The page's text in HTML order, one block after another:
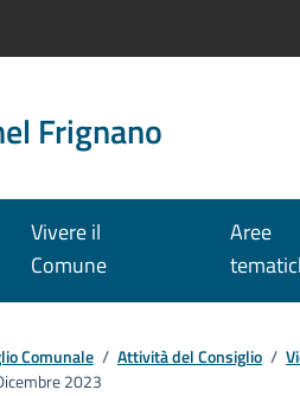
Frignano
Vivere il
Comune
Aree
Comunale / Attività del Consiglio /
2023